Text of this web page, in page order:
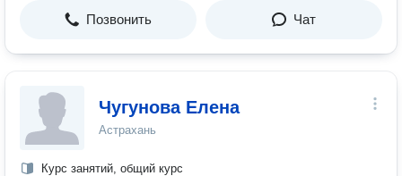
Позвонить Чат
Чугунова Елена
Астрахань
Курс занятий, общий курс